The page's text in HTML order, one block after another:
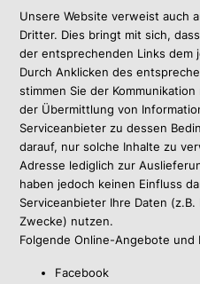
Unsere Website verweist auch
Dritter. Dies bringt mit sich,
der entsprechenden Links
Durch Anklicken des
stimmen Sie der
der Übermittlung von
Serviceanbieter zu dessen
darauf, nur solche Inhalte zu
Adresse lediglich zur
haben jedoch keinen Einfluss
Serviceanbieter Ihre Daten
Zwecke) nutzen.
Folgende Online-Angebote
Facebook